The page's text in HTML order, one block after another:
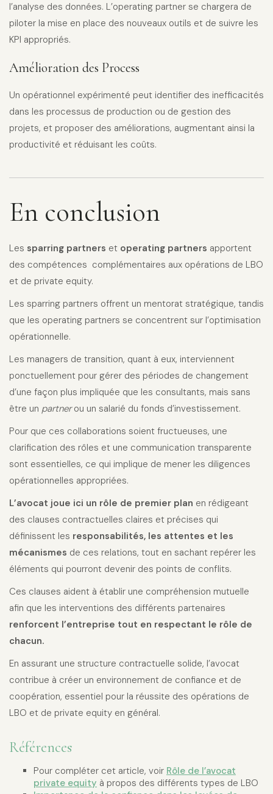
l’analyse des données. L’operating partner se chargera de
piloter la mise en place des nouveaux outils et de suivre les
KPI appropriés.
Amélioration des Process
Un opérationnel expérimenté peut identifier des inefficacités
dans les processus de production ou de gestion des
projets, et proposer des améliorations, augmentant ainsi la
productivité et réduisant les coûts.
En conclusion
Les sparring partners et operating partners apportent
des compétences complémentaires aux opérations de LBO
et de private equity.
Les sparring partners offrent un mentorat stratégique, tandis
que les operating partners se concentrent sur l’optimisation
opérationnelle.
Les managers de transition, quant à eux, interviennent
ponctuellement pour gérer des périodes de changement
d’une façon plus impliquée que les consultants, mais sans
être un partnerou un salarié du fonds d’investissement.
Pour que ces collaborations soient fructueuses, une
clarification des rôles et une communication transparente
sont essentielles, ce qui implique de mener les diligences
opérationnelles appropriées.
L’avocat joue ici un rôle de premier plan en rédigeant
des clauses contractuelles claires et précises qui
définissent les responsabilités, les attentes et les
mécanismes de ces relations, tout en sachant repérer les
éléments qui pourront devenir des points de conflits.
Ces clauses aident à établir une compréhension mutuelle
afin que les interventions des différents partenaires
renforcent l’entreprise tout en respectant le rôle de
chacun.
En assurant une structure contractuelle solide, l’avocat
contribue à créer un environnement de confiance et de
coopération, essentiel pour la réussite des opérations de
LBO et de private equity en général.
Références
Pour compléter cet article, voir Rôle de l’avocat
private equity à propos des différents types de LBO